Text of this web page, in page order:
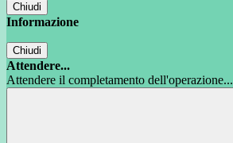
Chiudi
Informazione
Chiudi
Attendere...
Attendere il completamento dell'operazione...